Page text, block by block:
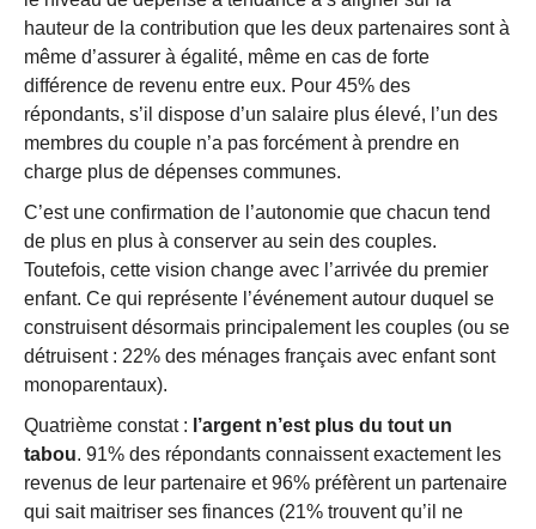
hauteur de la contribution que les deux partenaires sont à
même d’assurer à égalité, même en cas de forte
différence de revenu entre eux. Pour 45% des
répondants, s’il dispose d’un salaire plus élevé, l’un des
membres du couple n’a pas forcément à prendre en
charge plus de dépenses communes.
C’est une confirmation de l’autonomie que chacun tend
de plus en plus à conserver au sein des couples.
Toutefois, cette vision change avec l’arrivée du premier
enfant. Ce qui représente l’événement autour duquel se
construisent désormais principalement les couples (ou se
détruisent : 22% des ménages français avec enfant sont
monoparentaux).
Quatrième constat : l’argent n’est plus du tout un
tabou. 91% des répondants connaissent exactement les
revenus de leur partenaire et 96% préfèrent un partenaire
qui sait maitriser ses finances (21% trouvent qu’il ne